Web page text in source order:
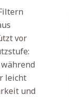
vor
leicht
und